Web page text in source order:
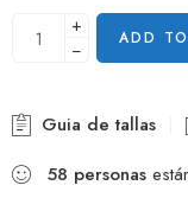
+
−
ADD
Guia de tallas
58 personas